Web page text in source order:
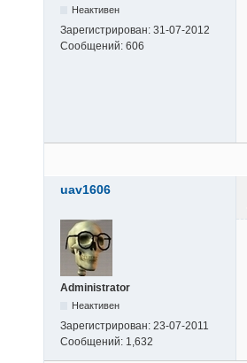
Неактивен
Зарегистрирован: 31-07-2012
Сообщений: 606
uav1606
Administrator
Неактивен
Зарегистрирован: 23-07-2011
Сообщений: 1,632